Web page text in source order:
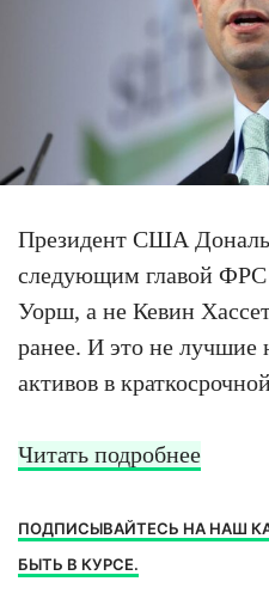
Президент США
следующим главой
Уорш, а не Кевин
ранее. И это не лучшие
активов в
Читать подробнее
ПОДПИСЫВАЙТЕСЬ НА НАШ
БЫТЬ В КУРСЕ.